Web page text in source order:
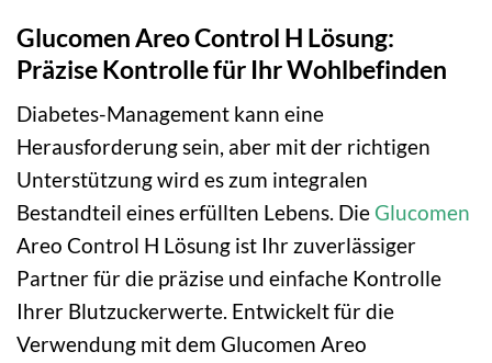
Glucomen Areo Control H Lösung:
Präzise Kontrolle für Ihr Wohlbefinden
Diabetes-Management kann eine
Herausforderung sein, aber mit der richtigen
Unterstützung wird es zum integralen
Bestandteil eines erfüllten Lebens. Die Glucomen
Areo Control H Lösung ist Ihr zuverlässiger
Partner für die präzise und einfache Kontrolle
Ihrer Blutzuckerwerte. Entwickelt für die
Verwendung mit dem Glucomen Areo